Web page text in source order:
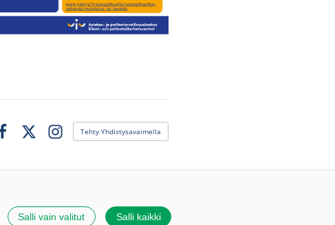
Facebook
Instagram
Tehty Yhdistysavaimella
Salli vain valitut Salli kaikki